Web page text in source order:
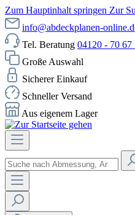
Zum Hauptinhalt springen Zur
info@abdeckplanen-
Tel. Beratung 04120 - 70 67
Große Auswahl
Sicherer Einkauf
Schneller Versand
Aus eigenem Lager